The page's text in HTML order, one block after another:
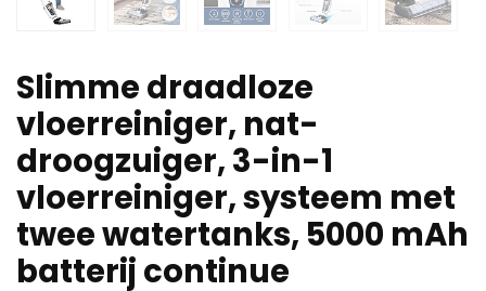
Slimme draadloze
vloerreiniger, nat-
droogzuiger, 3-in-1
vloerreiniger, systeem met
twee watertanks, 5000 mAh
batterij continue